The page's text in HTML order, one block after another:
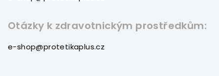
Otázky k zdravotnickým prostředkům:
e-shop@protetikaplus.cz